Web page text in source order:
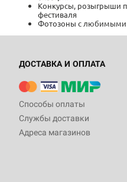
Конкурсы, розыгрыши
фестиваля
Фотозоны с любимыми
ДОСТАВКА И ОПЛАТА
Способы оплаты
Службы доставки
Адреса магазинов